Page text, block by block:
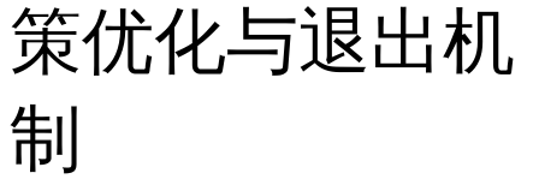
策优化与退出机
制